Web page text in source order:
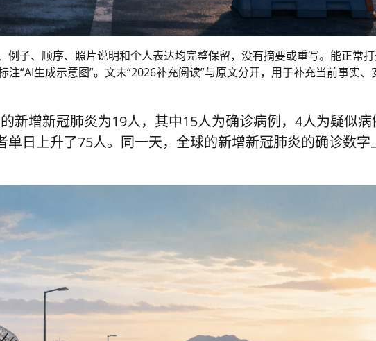
例子、顺序、照片说明和个人表达均完整保留，没有摘要或重写。能正常
“AI生成示意图”。文末“2026补充阅读”与原文分开，用于补充当前事实、
新增新冠肺炎为19人，其中15人为确诊病例，4人为疑似病
日上升了75人。同一天，全球的新增新冠肺炎的确诊数字